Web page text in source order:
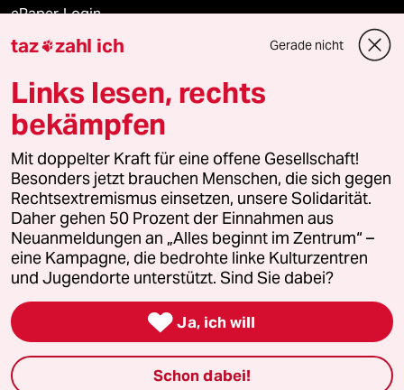
ePaper Login
Downloads für Abonnierende
© 2026 taz Verlags und Vertriebs GmbH
Alle Rechte vorbehalten. Bei rechtlichen Fragen oder für Genehmigungen
wenden Sie sich bitte an
lizenzen@taz.de
Feedback Redaktionsstatut Kommune-Richtlinien
Leitlinie Informant Datenschutz Impressum AGB
Seitenwende Einwilligungen widerrufen (Ads)
taz zahl ich Gerade nicht
Links lesen, rechts
bekämpfen
Mit doppelter Kraft für eine offene Gesellschaft!
Besonders jetzt brauchen Menschen, die sich gegen
Rechtsextremismus einsetzen, unsere Solidarität.
Daher gehen 50 Prozent der Einnahmen aus
Neuanmeldungen an „Alles beginnt im Zentrum“ –
eine Kampagne, die bedrohte linke Kulturzentren
und Jugendorte unterstützt. Sind Sie dabei?
 Ja, ich will
Schon dabei!